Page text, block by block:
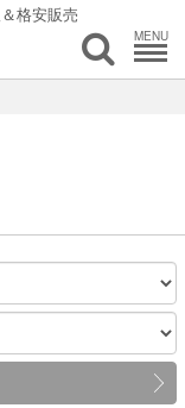
格安販売
MENU